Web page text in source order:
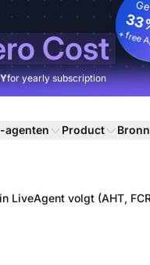
Cost + free
for yearly subscription
agenten Product
LiveAgent volgt (AHT,